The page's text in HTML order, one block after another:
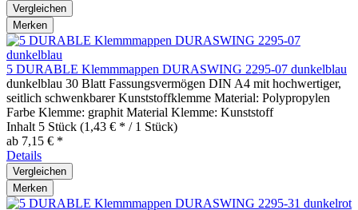
Vergleichen
Merken
5 DURABLE Klemmmappen DURASWING 2295-07 dunkelblau
dunkelblau 30 Blatt Fassungsvermögen DIN A4 mit hochwertiger,
seitlich schwenkbarer Kunststoffklemme Material: Polypropylen
Farbe Klemme: graphit Material Klemme: Kunststoff
Inhalt 5 Stück (1,43 € * / 1 Stück)
ab 7,15 € *
Details
Vergleichen
Merken